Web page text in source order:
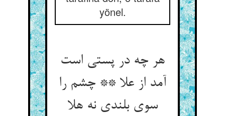
yönel.
هر چه در پستی است
آمد از علا ** چشم را
سوی بلندی نه هلا